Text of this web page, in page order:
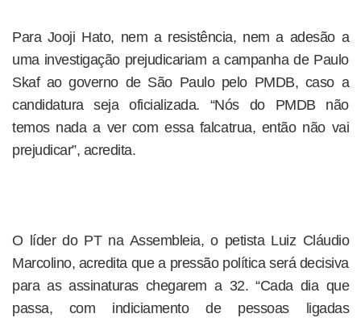
Para Jooji Hato, nem a resistência, nem a adesão a
uma investigação prejudicariam a campanha de Paulo
Skaf ao governo de São Paulo pelo PMDB, caso a
candidatura seja oficializada. “Nós do PMDB não
temos nada a ver com essa falcatrua, então não vai
prejudicar”, acredita.
O líder do PT na Assembleia, o petista Luiz Cláudio
Marcolino, acredita que a pressão política será decisiva
para as assinaturas chegarem a 32. “Cada dia que
passa, com indiciamento de pessoas ligadas